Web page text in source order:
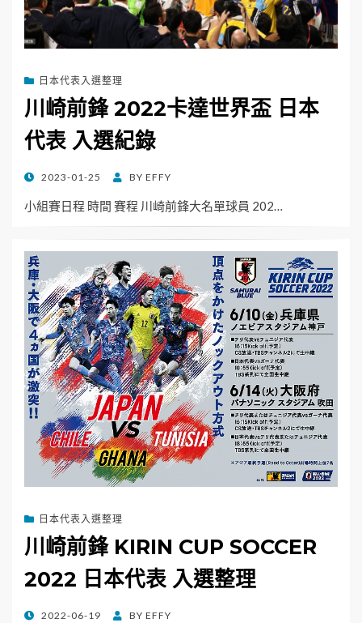
日本代表入選整理
川崎前鋒 2022卡達世界盃 日本
代表 入選紀錄
POSTED
2023-01-25 BY EFFY
小組賽日程 時間 賽程 川崎前鋒大名單球員 202…
日本代表入選整理
川崎前鋒 KIRIN CUP SOCCER
2022 日本代表 入選整理
POSTED
2022-06-19 BY EFFY